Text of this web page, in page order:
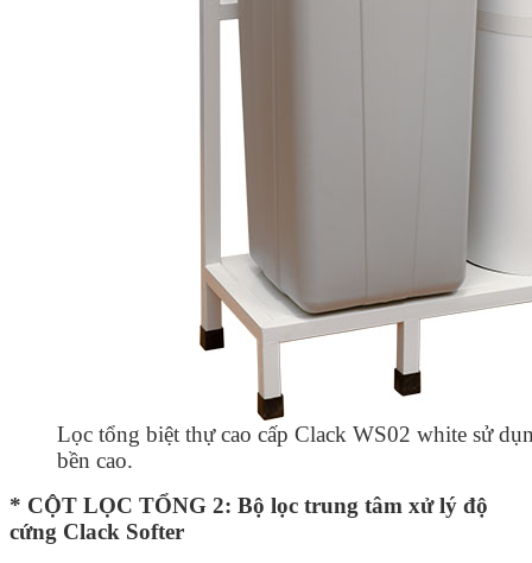
Lọc tổng biệt thự cao cấp Clack WS02 white sử
bền cao.
* CỘT LỌC TỔNG 2: Bộ lọc trung tâm xử lý độ
cứng Clack Softer